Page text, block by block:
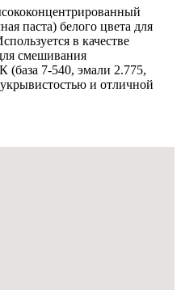
паста) белого цвета для
в качестве
смешивания
(база 7-540, эмали 2.775,
и отличной